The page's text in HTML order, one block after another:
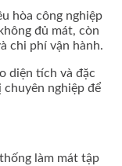
hòa công nghiệp
đủ mát, còn
chi phí vận hành.
diện tích và đặc
nghiệp để
làm mát tập